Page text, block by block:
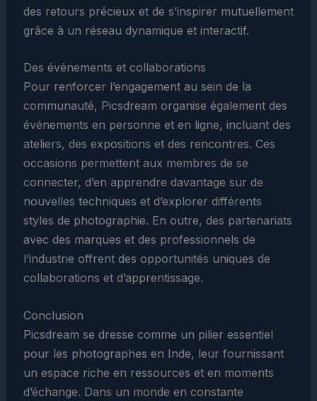
des retours précieux et de s’inspirer mutuellement
grâce à un réseau dynamique et interactif.
Des événements et collaborations
Pour renforcer l’engagement au sein de la
communauté, Picsdream organise également des
événements en personne et en ligne, incluant des
ateliers, des expositions et des rencontres. Ces
occasions permettent aux membres de se
connecter, d’en apprendre davantage sur de
nouvelles techniques et d’explorer différents
styles de photographie. En outre, des partenariats
avec des marques et des professionnels de
l’industrie offrent des opportunités uniques de
collaborations et d’apprentissage.
Conclusion
Picsdream se dresse comme un pilier essentiel
pour les photographes en Inde, leur fournissant
un espace riche en ressources et en moments
d’échange. Dans un monde en constante